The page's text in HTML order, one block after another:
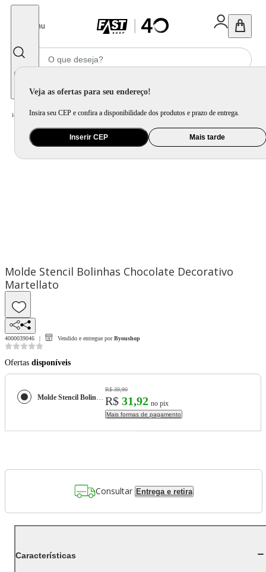
Menu
Veja as ofertas para seu endereço!
Insira seu CEP e confira a disponibilidade dos produtos e prazo de entrega.
Inserir CEP Mais tarde
Home Utilidade Doméstica Cozinha / Utensílio de Preparo
Molde Stencil Bolinhas Chocolate Decorativo
Martellato
4000039046 Vendido e entregue por Byoushop
Ofertas disponíveis
Molde Stencil Bolinhas Chocolate Decorativo Martellato
R$ 39,90
R$ 31,92 no pix
Mais formas de pagamento
Consultar Entrega e retira
Características